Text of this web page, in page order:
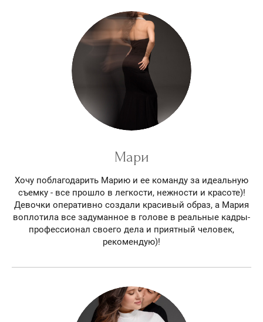
Мари
Хочу поблагодарить Марию и ее команду за идеальную
съемку - все прошло в легкости, нежности и красоте)!
Девочки оперативно создали красивый образ, а Мария
воплотила все задуманное в голове в реальные кадры-
профессионал своего дела и приятный человек,
рекомендую)!